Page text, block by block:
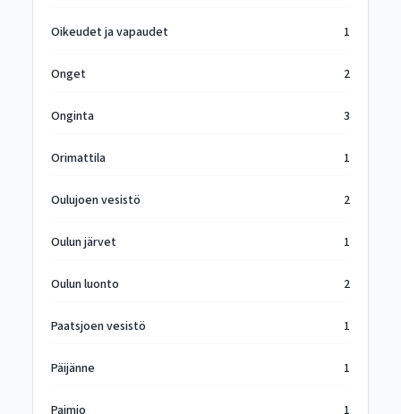
Oikeudet ja vapaudet 1
Onget 2
Onginta 3
Orimattila 1
Oulujoen vesistö 2
Oulun järvet 1
Oulun luonto 2
Paatsjoen vesistö 1
Päijänne 1
Paimio 1